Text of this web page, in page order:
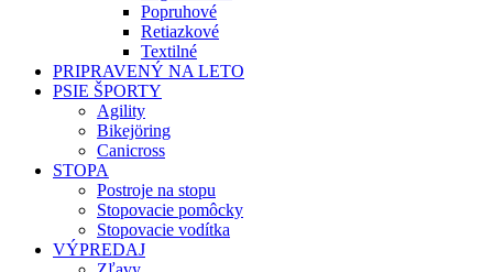
Popruhové
Retiazkové
Textilné
PRIPRAVENÝ NA LETO
PSIE ŠPORTY
Agility
Bikejöring
Canicross
STOPA
Postroje na stopu
Stopovacie pomôcky
Stopovacie vodítka
VÝPREDAJ